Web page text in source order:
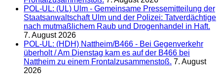
POL-UL: (UL) Ulm - Gemeinsame Pressemitteilung der
Staatsanwaltschaft Ulm und der Polizei: Tatverdächtige
nach mutmaßlichem Raub und Drogenhandel in Haft.
7. August 2026
POL-UL: (HDH) Nattheim/B466 - Bei Gegenverkehr
überholt / Am Dienstag kam es auf der B466 bei
Nattheim zu einem Frontalzusammenstoß. 7. August
2026